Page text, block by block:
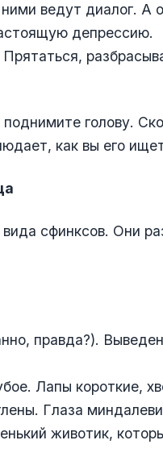
ведут диалог. А
депрессию.
голову.
как вы его
сфинксов. Они
правда?).
Лапы короткие,
Глаза
животик,